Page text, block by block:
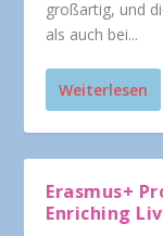
großartig, und
als auch bei...
Weiterlesen
Erasmus+
Enriching